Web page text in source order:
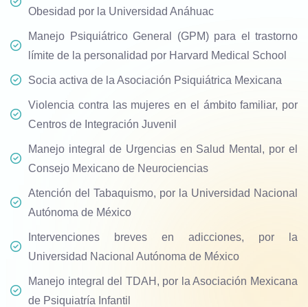
Obesidad por la Universidad Anáhuac
Manejo Psiquiátrico General (GPM) para el trastorno
límite de la personalidad por Harvard Medical School
Socia activa de la Asociación Psiquiátrica Mexicana
Violencia contra las mujeres en el ámbito familiar, por
Centros de Integración Juvenil
Manejo integral de Urgencias en Salud Mental, por el
Consejo Mexicano de Neurociencias
Atención del Tabaquismo, por la Universidad Nacional
Autónoma de México
Intervenciones breves en adicciones, por la
Universidad Nacional Autónoma de México
Manejo integral del TDAH, por la Asociación Mexicana
de Psiquiatría Infantil